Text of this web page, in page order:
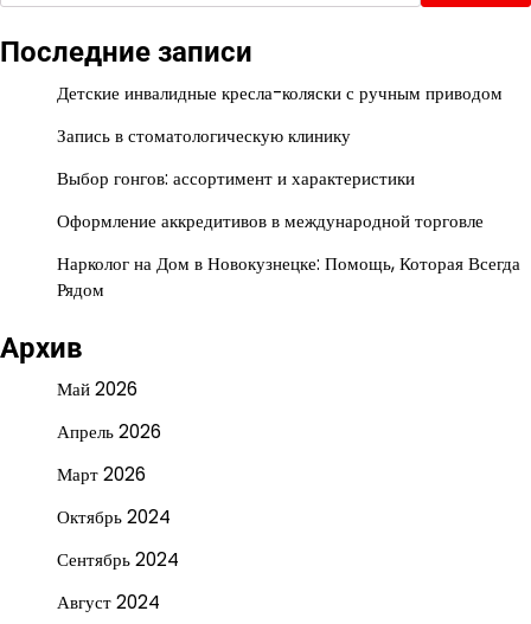
Последние записи
Детские инвалидные кресла-коляски с ручным приводом
Запись в стоматологическую клинику
Выбор гонгов: ассортимент и характеристики
Оформление аккредитивов в международной торговле
Нарколог на Дом в Новокузнецке: Помощь, Которая Всегда
Рядом
Архив
Май 2026
Апрель 2026
Март 2026
Октябрь 2024
Сентябрь 2024
Август 2024